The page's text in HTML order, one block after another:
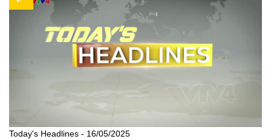
Today's Headlines - 16/05/2025